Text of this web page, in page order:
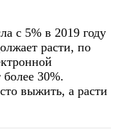
с 5% в 2019 году
расти, по
30%.
выжить, а расти